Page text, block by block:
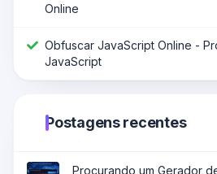
Online
Obfuscar JavaScript Online -
JavaScript
Postagens recentes